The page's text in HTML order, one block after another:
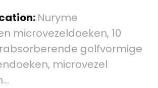
Nuryme
microvezeldoeken, 10
golfvormige
microvezel